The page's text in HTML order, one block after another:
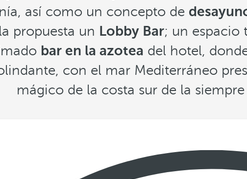
así como un concepto de
propuesta un Lobby Bar; un espacio
bar en la azotea del hotel,
con el mar Mediterráneo
mágico de la costa sur de la